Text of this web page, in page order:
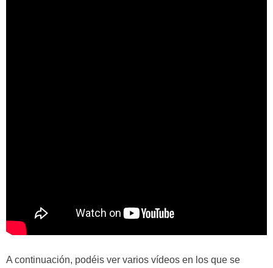
A continuación, podéis ver varios vídeos en los que se